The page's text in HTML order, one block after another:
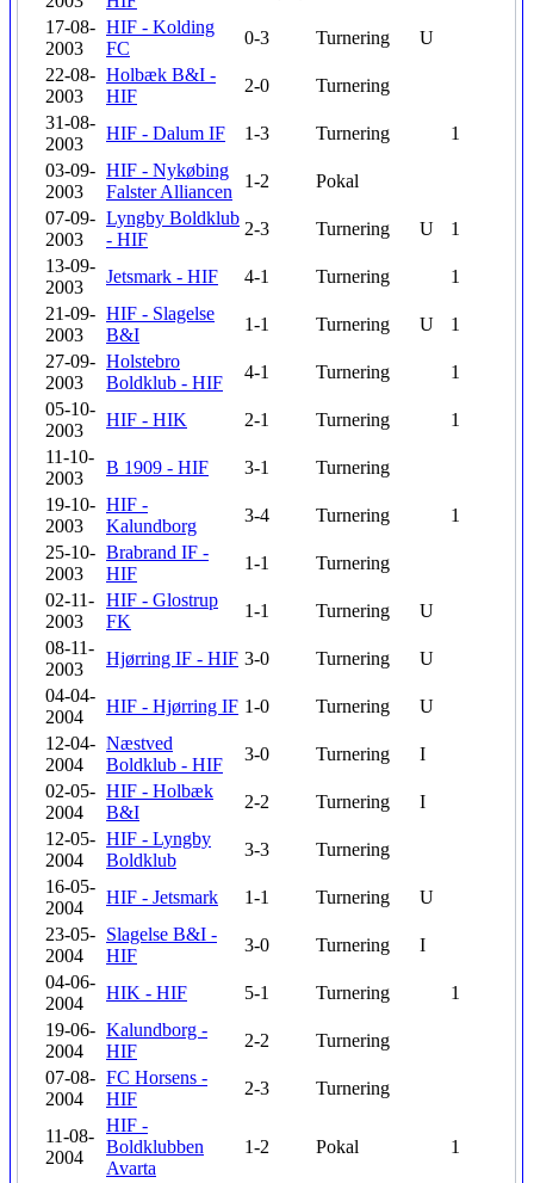
17-08-
2003
HIF - Kolding
FC
0-3 Turnering
U
22-08-
2003
Holbæk B&I -
HIF
2-0
Turnering
31-08-
2003
HIF - Dalum IF 1-3 Turnering
1
03-09-
2003
HIF - Nykøbing
Falster Alliancen
1-2
Pokal
07-09-
2003
Lyngby Boldklub
- HIF
2-3 Turnering U
1
13-09-
2003
Jetsmark - HIF 4-1 Turnering
1
21-09-
2003
HIF - Slagelse
B&I
1-1 Turnering U
1
27-09-
2003
Holstebro
Boldklub - HIF
4-1 Turnering
1
05-10-
2003
HIF - HIK 2-1 Turnering
1
11-10-
2003
B 1909 - HIF 3-1
Turnering
19-10-
2003
HIF -
Kalundborg
3-4 Turnering
1
25-10-
2003
Brabrand IF -
HIF
1-1
Turnering
02-11-
2003
HIF - Glostrup
FK
1-1 Turnering
U
08-11-
2003
Hjørring IF - HIF 3-0 Turnering
U
04-04-
2004
HIF - Hjørring IF 1-0 Turnering
U
12-04-
2004
Næstved
Boldklub - HIF
3-0 Turnering
I
02-05-
2004
HIF - Holbæk
B&I
2-2 Turnering
I
12-05-
2004
HIF - Lyngby
Boldklub
3-3
Turnering
16-05-
2004
HIF - Jetsmark 1-1 Turnering
U
23-05-
2004
Slagelse B&I -
HIF
3-0 Turnering
I
04-06-
2004
HIK - HIF 5-1 Turnering
1
19-06-
2004
Kalundborg -
HIF
2-2
Turnering
07-08-
2004
FC Horsens -
HIF
2-3 Turnering
11-08-
2004
HIF -
Boldklubben
Avarta
1-2 Pokal 1